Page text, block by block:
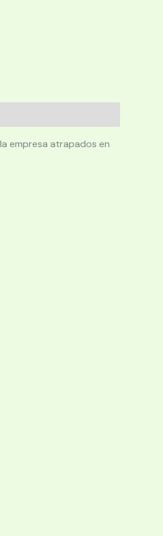
empresa atrapados en